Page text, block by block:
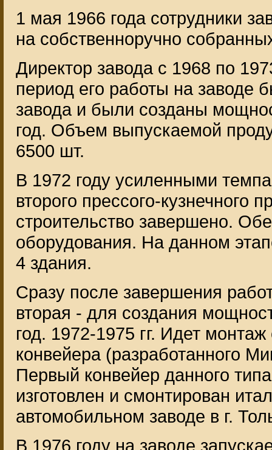
1 мая 1966 года сотрудники
на собственноручно
Директор завода с 1968 по
период его работы на заводе
завода и были созданы
год. Объем выпускаемой
6500 шт.
В 1972 году усиленными
второго прессого-кузнечного
строительство завершено.
оборудования. На данном
4 здания.
Сразу после завершения
вторая - для создания
год. 1972-1975 гг. Идет
конвейера (разработанного
Первый конвейер данного
изготовлен и смонтирован
автомобильном заводе в г.
В 1976 году на заводе